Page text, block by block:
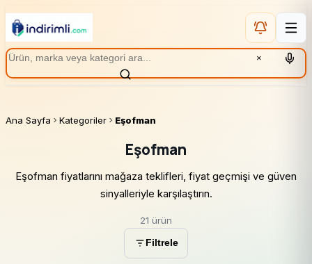
×
Ana Sayfa Kategoriler Eşofman
Eşofman
Eşofman fiyatlarını mağaza teklifleri, fiyat geçmişi ve güven
sinyalleriyle karşılaştırın.
21 ürün
Filtrele